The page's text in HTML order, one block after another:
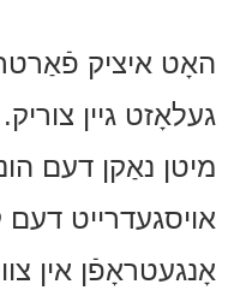
האָט איציק
געלאָזט גיין
מיטן נאַקן דעם
אויסגעדרייט דעם
אָנגעטראָפֿן אין